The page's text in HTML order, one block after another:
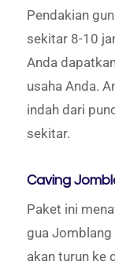
Pendakian
sekitar 8-10
Anda
usaha Anda.
indah dari
sekitar.
Caving
Paket ini
gua Jomblang
akan turun ke